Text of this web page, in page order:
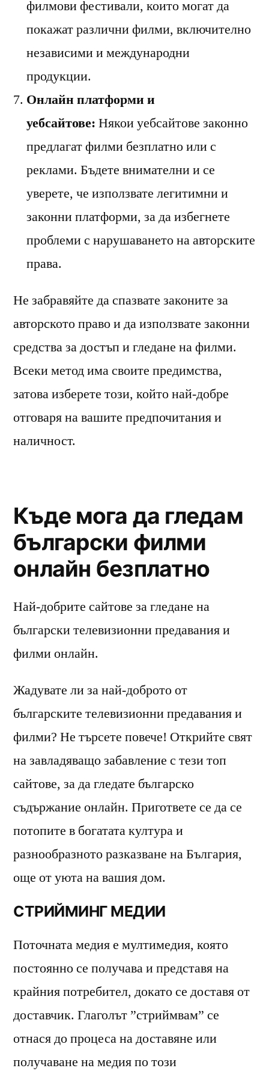
филмови фестивали, които могат да
покажат различни филми, включително
независими и международни
продукции.
Онлайн платформи и
уебсайтове: Някои уебсайтове законно
предлагат филми безплатно или с
реклами. Бъдете внимателни и се
уверете, че използвате легитимни и
законни платформи, за да избегнете
проблеми с нарушаването на авторските
права.
Не забравяйте да спазвате законите за
авторското право и да използвате законни
средства за достъп и гледане на филми.
Всеки метод има своите предимства,
затова изберете този, който най-добре
отговаря на вашите предпочитания и
наличност.
Къде мога да гледам
български филми
онлайн безплатно
Най-добрите сайтове за гледане на
български телевизионни предавания и
филми онлайн.
Жадувате ли за най-доброто от
българските телевизионни предавания и
филми? Не търсете повече! Открийте свят
на завладяващо забавление с тези топ
сайтове, за да гледате българско
съдържание онлайн. Пригответе се да се
потопите в богатата култура и
разнообразното разказване на България,
още от уюта на вашия дом.
СТРИЙМИНГ МЕДИИ
Поточната медия е мултимедия, която
постоянно се получава и представя на
крайния потребител, докато се доставя от
доставчик. Глаголът ”стриймвам” се
отнася до процеса на доставяне или
получаване на медия по този